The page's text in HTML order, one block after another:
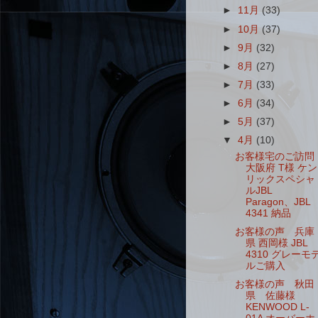
► 11月(33)
► 10月(37)
►9月 (32)
►8月 (27)
►7月 (33)
►6月 (34)
►5月 (37)
▼4月 (10)
お客様宅のご訪問
大阪府 T様 ケン
リックスペシャ
ルJBL
Paragon、JBL
4341 納品
お客様の声 兵庫
県 西岡様 JBL
4310 グレーモ
ルご購入
お客様の声 秋田
県 佐藤様
KENWOOD L-